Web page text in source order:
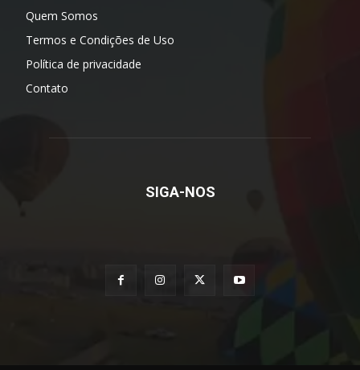
Quem Somos
Termos e Condições de Uso
Política de privacidade
Contato
SIGA-NOS